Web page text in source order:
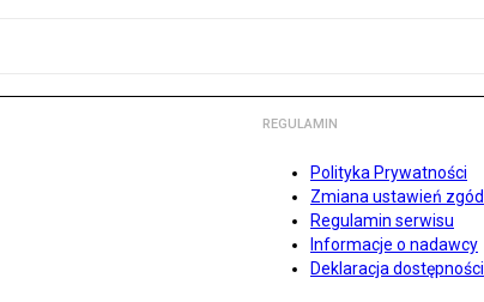
REGULAMIN
Polityka Prywatności
Zmiana ustawień zgód
Regulamin serwisu
Informacje o nadawcy
Deklaracja dostępności